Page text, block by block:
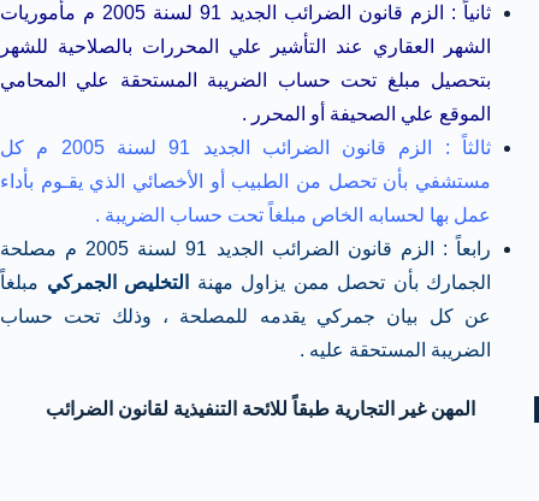
ثانياً : الزم قانون الضرائب الجديد 91 لسنة 2005 م مأموريات
الشهر العقاري عند التأشير علي المحررات بالصلاحية للشهر
بتحصيل مبلغ تحت حساب الضريبة المستحقة علي المحامي
الموقع علي الصحيفة أو المحرر .
ثالثاً : الزم قانون الضرائب الجديد 91 لسنة 2005 م كل
مستشفي بأن تحصل من الطبيب أو الأخصائي الذي يقـوم بأداء
عمل بها لحسابه الخاص مبلغاً تحت حساب الضريبة .
رابعاً : الزم قانون الضرائب الجديد 91 لسنة 2005 م مصلحة
الجمارك بأن تحصل ممن يزاول مهنة
التخليص الجمركي مبلغاً
عن كل بيان جمركي يقدمه للمصلحة ، وذلك تحت حساب
الضريبة المستحقة عليه .
المهن غير التجارية طبقاً للائحة التنفيذية لقانون الضرائب